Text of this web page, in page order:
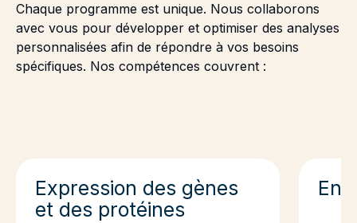
Chaque programme est unique. Nous collaborons
avec vous pour développer et optimiser des analyses
personnalisées afin de répondre à vos besoins
spécifiques. Nos compétences couvrent :
Expression des gènes
et des protéines